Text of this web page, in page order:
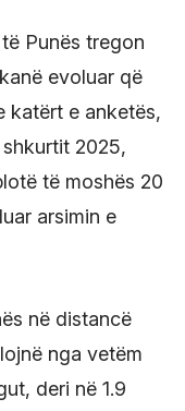
Punës tregon
evoluar që
katërt e anketës,
2025,
të moshës 20
arsimin e
në distancë
nga vetëm
deri në 1.9